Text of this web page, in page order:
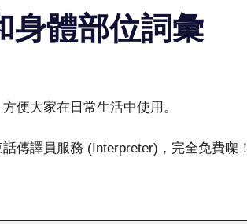
身體部位詞彙
便大家在日常生活中使用。
傳譯員服務 (Interpreter)，完全免費㗎！